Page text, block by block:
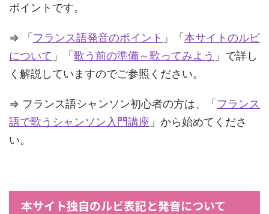
ポイントです。
⇒ 「フランス語発音のポイント 」「本サイトのルビ
について 」「歌う前の準備～歌ってみよう 」で詳し
く解説していますのでご参照ください。
⇒ フランス語シャンソン初心者の方は、「フランス
語で歌うシャンソン入門講座 」から始めてくださ
い。
本サイト独自のルビ表記と発音について